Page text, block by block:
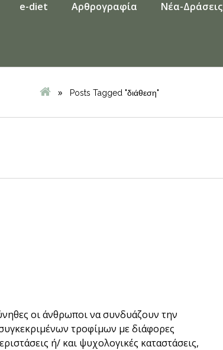
e-diet Αρθρογραφία Νέα-Δράσεις
» Posts Tagged "διάθεση"
οι άνθρωποι να συνδυάζουν την
τροφίμων με διάφορες
ή/ και ψυχολογικές καταστάσεις,